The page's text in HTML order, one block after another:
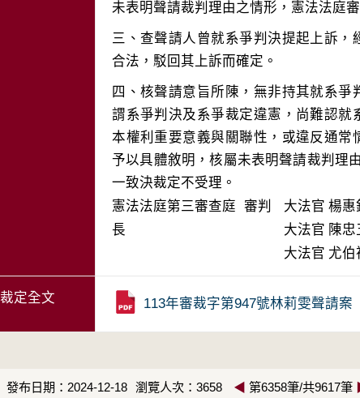
三、查聲請人曾就系爭判決提起上訴
四、核聲請意旨所陳，無非持其就系
謂系爭判決及系爭裁定違憲，尚難認
本權利重要意義與關聯性，或違反通
予以具體敘明，核屬未表明聲請裁判理
一致決裁定不受理。
憲法法庭第三審查庭 審判
長
大法官 楊惠
大法官 陳忠
大法官 尤伯
裁定全文 113年審裁字第947號林莉雯聲請案
發布日期：2024-12-18 瀏覽人次：3658 ◀ 第6358筆/共9617筆